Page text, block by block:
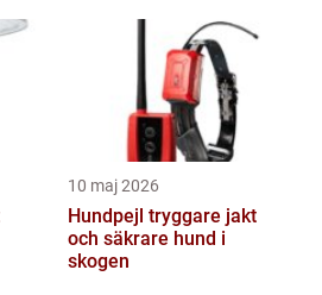
10 maj 2026
Hundpejl tryggare jakt
och säkrare hund i
skogen